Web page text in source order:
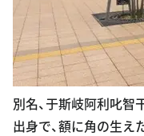
別名、于斯岐阿利叱智
出身で、額に角の生